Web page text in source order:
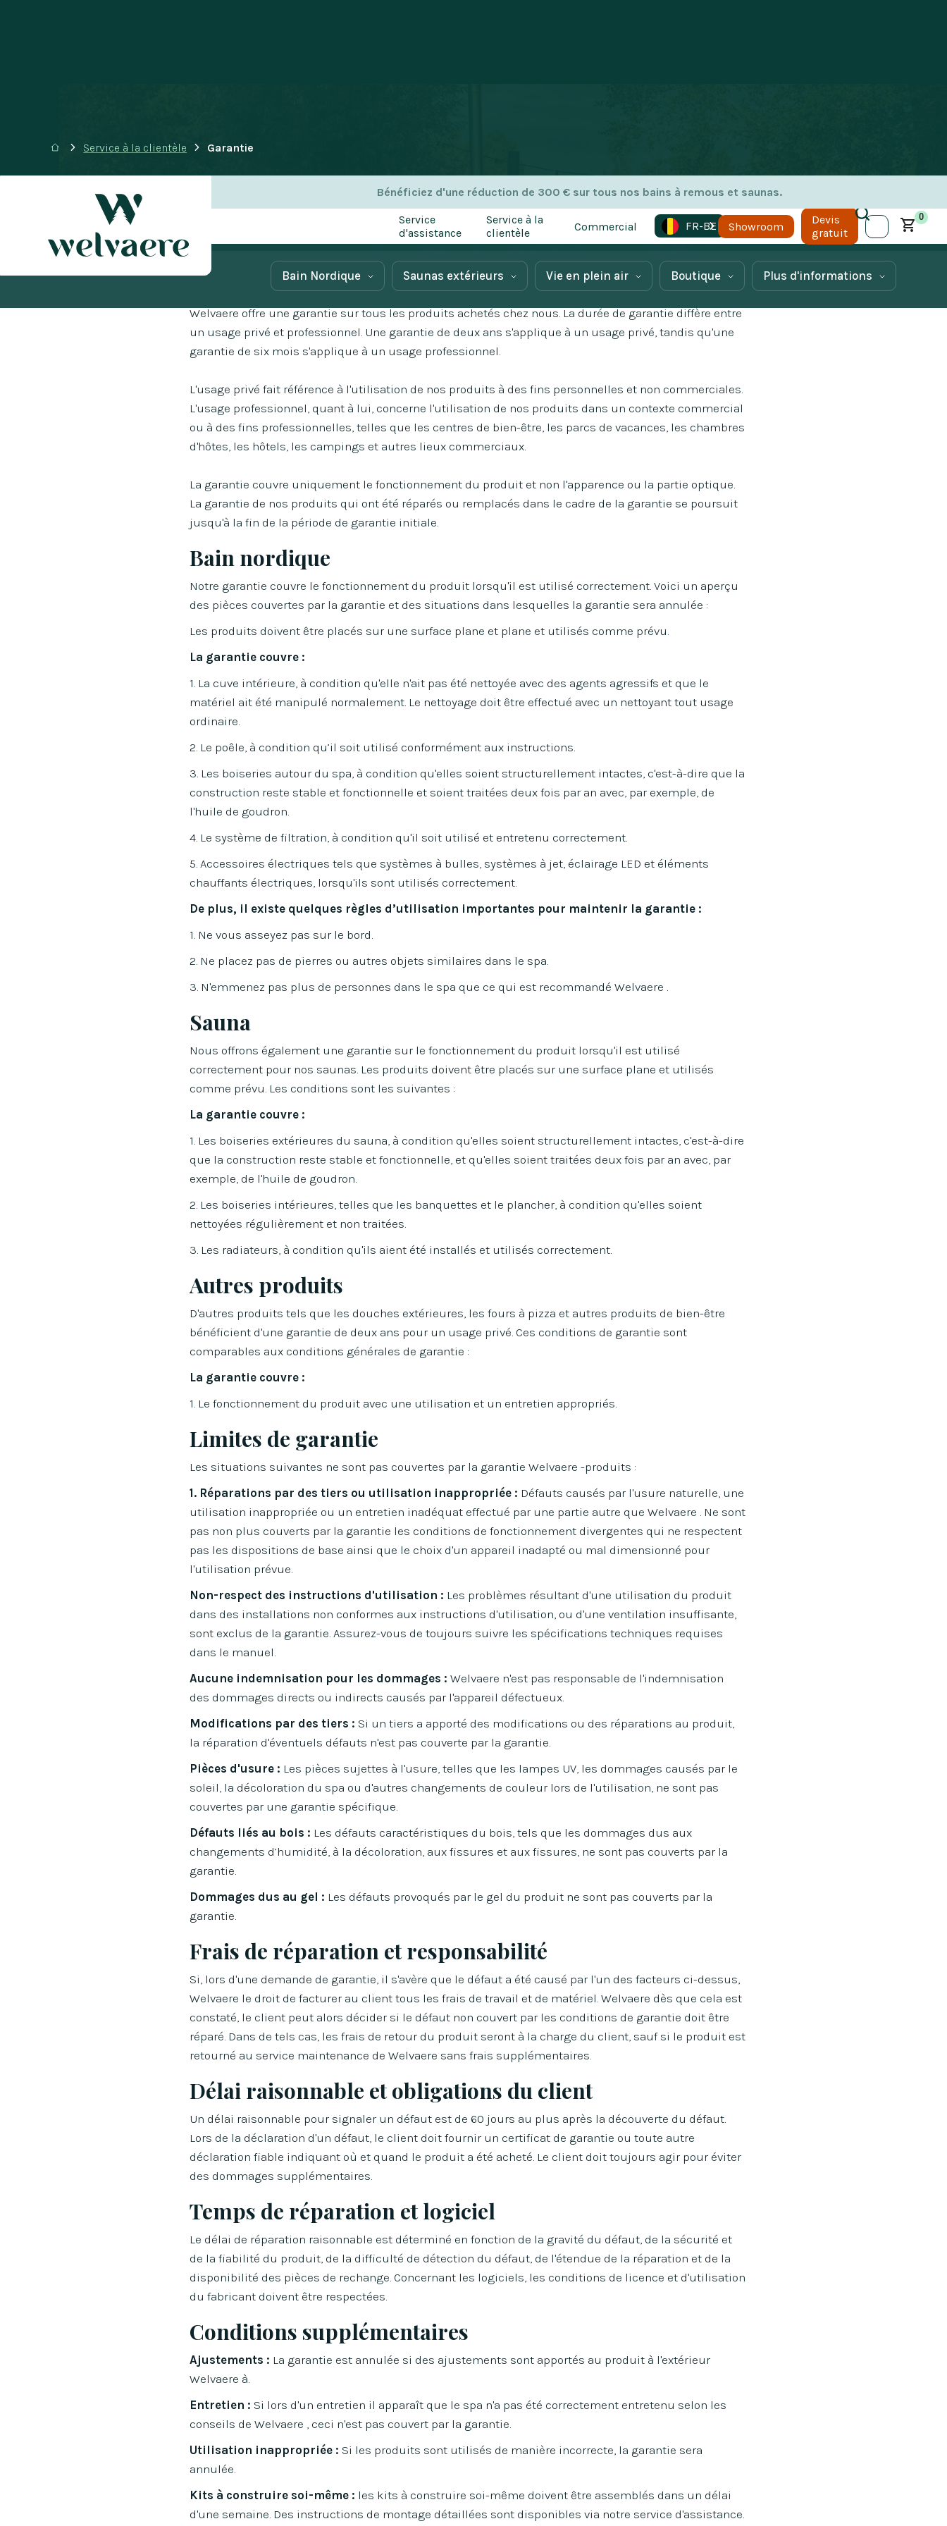
Bénéficiez d'une réduction de 300 € sur tous nos bains à remous et saunas.
Service
d'assistance
Service à la
clientèle
Commercial FR-BE Showroom
Devis
gratuit
0
Bain Nordique Saunas extérieurs Vie en plein air Boutique Plus d'informations
Service à la clientèle Garantie
Garantie
Welvaere offre une garantie sur tous les produits achetés chez nous. La durée de garantie diffère entre
un usage privé et professionnel. Une garantie de deux ans s'applique à un usage privé, tandis qu'une
garantie de six mois s'applique à un usage professionnel.
L'usage privé fait référence à l'utilisation de nos produits à des fins personnelles et non commerciales.
L'usage professionnel, quant à lui, concerne l'utilisation de nos produits dans un contexte commercial
ou à des fins professionnelles, telles que les centres de bien-être, les parcs de vacances, les chambres
d'hôtes, les hôtels, les campings et autres lieux commerciaux.
La garantie couvre uniquement le fonctionnement du produit et non l'apparence ou la partie optique.
La garantie de nos produits qui ont été réparés ou remplacés dans le cadre de la garantie se poursuit
jusqu'à la fin de la période de garantie initiale.
Bain nordique
Notre garantie couvre le fonctionnement du produit lorsqu'il est utilisé correctement. Voici un aperçu
des pièces couvertes par la garantie et des situations dans lesquelles la garantie sera annulée :
Les produits doivent être placés sur une surface plane et plane et utilisés comme prévu.
La garantie couvre :
1. La cuve intérieure, à condition qu'elle n'ait pas été nettoyée avec des agents agressifs et que le
matériel ait été manipulé normalement. Le nettoyage doit être effectué avec un nettoyant tout usage
ordinaire.
2. Le poêle, à condition qu’il soit utilisé conformément aux instructions.
3. Les boiseries autour du spa, à condition qu'elles soient structurellement intactes, c'est-à-dire que la
construction reste stable et fonctionnelle et soient traitées deux fois par an avec, par exemple, de
l'huile de goudron.
4. Le système de filtration, à condition qu'il soit utilisé et entretenu correctement.
5. Accessoires électriques tels que systèmes à bulles, systèmes à jet, éclairage LED et éléments
chauffants électriques, lorsqu'ils sont utilisés correctement.
De plus, il existe quelques règles d’utilisation importantes pour maintenir la garantie :
1. Ne vous asseyez pas sur le bord.
2. Ne placez pas de pierres ou autres objets similaires dans le spa.
3. N'emmenez pas plus de personnes dans le spa que ce qui est recommandé Welvaere .
Sauna
Nous offrons également une garantie sur le fonctionnement du produit lorsqu'il est utilisé
correctement pour nos saunas. Les produits doivent être placés sur une surface plane et utilisés
comme prévu. Les conditions sont les suivantes :
La garantie couvre :
1. Les boiseries extérieures du sauna, à condition qu'elles soient structurellement intactes, c'est-à-dire
que la construction reste stable et fonctionnelle, et qu'elles soient traitées deux fois par an avec, par
exemple, de l'huile de goudron.
2. Les boiseries intérieures, telles que les banquettes et le plancher, à condition qu'elles soient
nettoyées régulièrement et non traitées.
3. Les radiateurs, à condition qu'ils aient été installés et utilisés correctement.
Autres produits
D'autres produits tels que les douches extérieures, les fours à pizza et autres produits de bien-être
bénéficient d'une garantie de deux ans pour un usage privé. Ces conditions de garantie sont
comparables aux conditions générales de garantie :
La garantie couvre :
1. Le fonctionnement du produit avec une utilisation et un entretien appropriés.
Limites de garantie
Les situations suivantes ne sont pas couvertes par la garantie Welvaere -produits :
1. Réparations par des tiers ou utilisation inappropriée : Défauts causés par l'usure naturelle, une
utilisation inappropriée ou un entretien inadéquat effectué par une partie autre que Welvaere . Ne sont
pas non plus couverts par la garantie les conditions de fonctionnement divergentes qui ne respectent
pas les dispositions de base ainsi que le choix d'un appareil inadapté ou mal dimensionné pour
l'utilisation prévue.
Non-respect des instructions d'utilisation : Les problèmes résultant d'une utilisation du produit
dans des installations non conformes aux instructions d'utilisation, ou d'une ventilation insuffisante,
sont exclus de la garantie. Assurez-vous de toujours suivre les spécifications techniques requises
dans le manuel.
Aucune indemnisation pour les dommages : Welvaere n'est pas responsable de l'indemnisation
des dommages directs ou indirects causés par l'appareil défectueux.
Modifications par des tiers : Si un tiers a apporté des modifications ou des réparations au produit,
la réparation d'éventuels défauts n'est pas couverte par la garantie.
Pièces d'usure : Les pièces sujettes à l'usure, telles que les lampes UV, les dommages causés par le
soleil, la décoloration du spa ou d'autres changements de couleur lors de l'utilisation, ne sont pas
couvertes par une garantie spécifique.
Défauts liés au bois : Les défauts caractéristiques du bois, tels que les dommages dus aux
changements d’humidité, à la décoloration, aux fissures et aux fissures, ne sont pas couverts par la
garantie.
Dommages dus au gel : Les défauts provoqués par le gel du produit ne sont pas couverts par la
garantie.
Frais de réparation et responsabilité
Si, lors d'une demande de garantie, il s'avère que le défaut a été causé par l'un des facteurs ci-dessus,
Welvaere le droit de facturer au client tous les frais de travail et de matériel. Welvaere dès que cela est
constaté, le client peut alors décider si le défaut non couvert par les conditions de garantie doit être
réparé. Dans de tels cas, les frais de retour du produit seront à la charge du client, sauf si le produit est
retourné au service maintenance de Welvaere sans frais supplémentaires.
Délai raisonnable et obligations du client
Un délai raisonnable pour signaler un défaut est de 60 jours au plus après la découverte du défaut.
Lors de la déclaration d'un défaut, le client doit fournir un certificat de garantie ou toute autre
déclaration fiable indiquant où et quand le produit a été acheté. Le client doit toujours agir pour éviter
des dommages supplémentaires.
Temps de réparation et logiciel
Le délai de réparation raisonnable est déterminé en fonction de la gravité du défaut, de la sécurité et
de la fiabilité du produit, de la difficulté de détection du défaut, de l'étendue de la réparation et de la
disponibilité des pièces de rechange. Concernant les logiciels, les conditions de licence et d'utilisation
du fabricant doivent être respectées.
Conditions supplémentaires
Ajustements : La garantie est annulée si des ajustements sont apportés au produit à l'extérieur
Welvaere à.
Entretien : Si lors d'un entretien il apparaît que le spa n'a pas été correctement entretenu selon les
conseils de Welvaere , ceci n'est pas couvert par la garantie.
Utilisation inappropriée : Si les produits sont utilisés de manière incorrecte, la garantie sera
annulée.
Kits à construire soi-même : les kits à construire soi-même doivent être assemblés dans un délai
d'une semaine. Des instructions de montage détaillées sont disponibles via notre service d'assistance.